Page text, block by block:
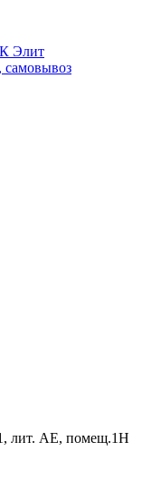
Элит
самовывоз
лит. АЕ, помещ.1Н